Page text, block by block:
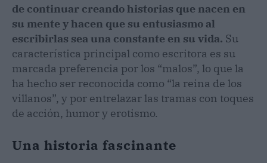
de continuar creando historias que nacen en
su mente y hacen que su entusiasmo al
escribirlas sea una constante en su vida. Su
característica principal como escritora es su
marcada preferencia por los “malos”, lo que la
ha hecho ser reconocida como “la reina de los
villanos”, y por entrelazar las tramas con toques
de acción, humor y erotismo.
Una historia fascinante